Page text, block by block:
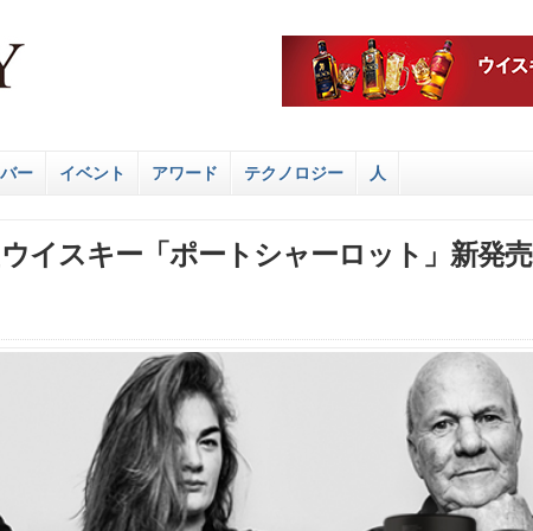
バー イベント アワード テクノロジー 人
イスキー「ポートシャーロット」新発